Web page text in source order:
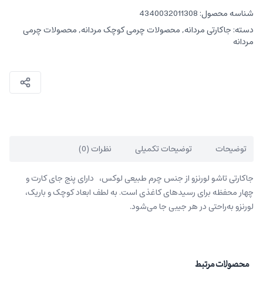
شناسه محصول: 4340032011308
دسته: جاکارتی مردانه,محصولات چرمی کوچک مردانه,محصولات چرمی
مردانه
توضیحات توضیحات تکمیلی نظرات (0)
جاکارتی تاشو لورنزو از جنس چرم طبیعی لوکس، دارای پنج جای کارت و
چهار محفظه برای رسیدهای کاغذی است. به لطف ابعاد کوچک و باریک،
لورنزو به‌راحتی در هر جیبی جا می‌شود.
محصولات مرتبط